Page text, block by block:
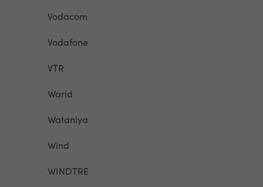
Vodacom
Vodafone
VTR
Warid
Wataniya
Wind
WINDTRE